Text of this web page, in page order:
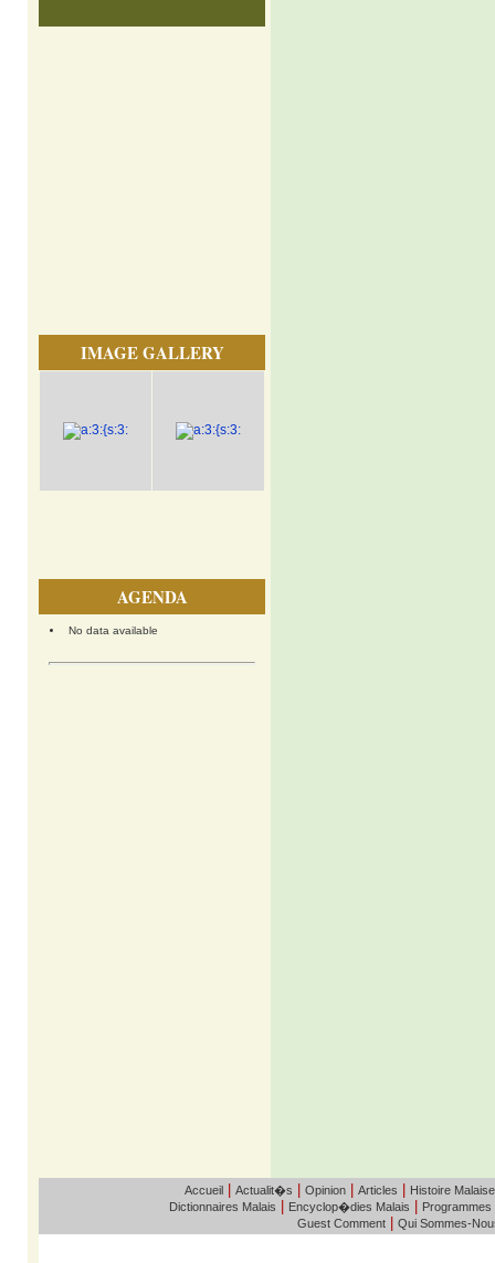
IMAGE GALLERY
AGENDA
No data available
Accueil| Actualit�s Opinion| Articles Histoire Malaise
Dictionnaires Malais Encyclop�dies Malais Programmes
Guest Comment Qui Sommes-